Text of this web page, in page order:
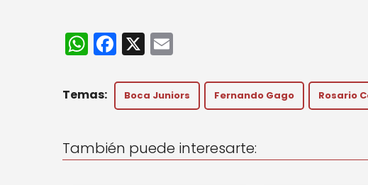
W
h
a
A
p
F
a
c
e
o
X
ai
l
Boca Juniors Fernando Gago Rosario
También puede interesarte: